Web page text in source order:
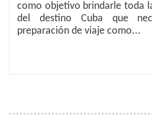
como objetivo brindarle toda
del destino Cuba que
preparación de viaje como...